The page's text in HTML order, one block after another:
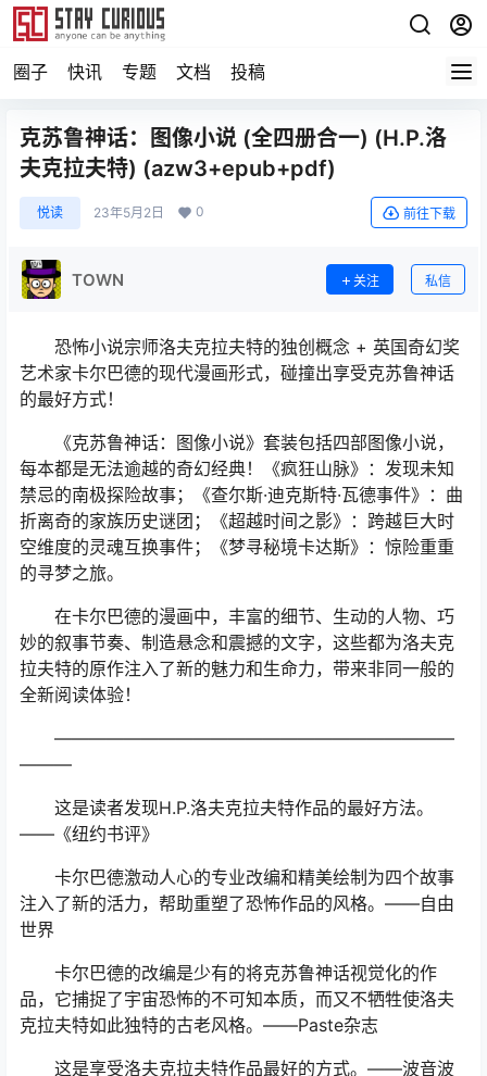
圈子 快讯 专题 文档 投稿
克苏鲁神话：图像小说 (全四册合一) (H.P.洛
夫克拉夫特) (azw3+epub+pdf)
悦读 23年5月2日 0 前往下载
TOWN 关注 私信
恐怖小说宗师洛夫克拉夫特的独创概念 + 英国奇幻奖
艺术家卡尔巴德的现代漫画形式，碰撞出享受克苏鲁神话
的最好方式！
《克苏鲁神话：图像小说》套装包括四部图像小说，
每本都是无法逾越的奇幻经典！《疯狂山脉》：发现未知
禁忌的南极探险故事；《查尔斯·迪克斯特·瓦德事件》：曲
折离奇的家族历史谜团；《超越时间之影》：跨越巨大时
空维度的灵魂互换事件；《梦寻秘境卡达斯》：惊险重重
的寻梦之旅。
在卡尔巴德的漫画中，丰富的细节、生动的人物、巧
妙的叙事节奏、制造悬念和震撼的文字，这些都为洛夫克
拉夫特的原作注入了新的魅力和生命力，带来非同一般的
全新阅读体验！
———————————————————————
———
这是读者发现H.P.洛夫克拉夫特作品的最好方法。
——《纽约书评》
卡尔巴德激动人心的专业改编和精美绘制为四个故事
注入了新的活力，帮助重塑了恐怖作品的风格。——自由
世界
卡尔巴德的改编是少有的将克苏鲁神话视觉化的作
品，它捕捉了宇宙恐怖的不可知本质，而又不牺牲使洛夫
克拉夫特如此独特的古老风格。——Paste杂志
这是享受洛夫克拉夫特作品最好的方式。——波音波